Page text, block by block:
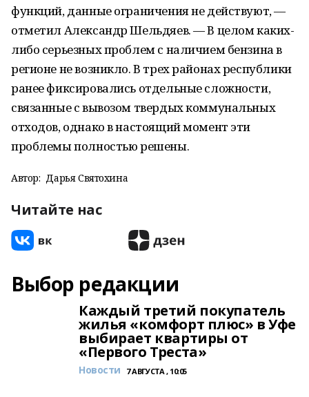
функций, данные ограничения не действуют, —
отметил Александр Шельдяев. — В целом каких-
либо серьезных проблем с наличием бензина в
регионе не возникло. В трех районах республики
ранее фиксировались отдельные сложности,
связанные с вывозом твердых коммунальных
отходов, однако в настоящий момент эти
проблемы полностью решены.
Автор: Дарья Святохина
Читайте нас
Выбор редакции
Каждый третий покупатель
жилья «комфорт плюс» в Уфе
выбирает квартиры от
«Первого Треста»
Новости 7 АВГУСТА , 10:05